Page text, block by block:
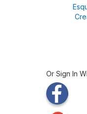
Or Sign In